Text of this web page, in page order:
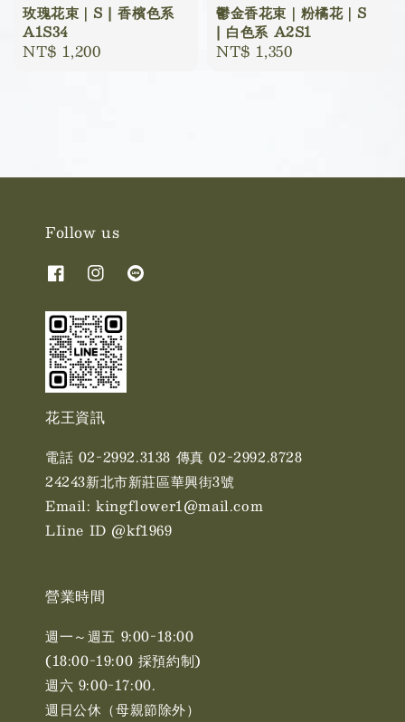
玫瑰花束｜S | 香檳色系
A1S34
Regular
NT$ 1,200
鬱金香花束｜粉橘花｜S
| 白色系 A2S1
Regular
NT$ 1,350
Follow us
花王資訊
電話 02-2992.3138 傳真 02-2992.8728
24243新北市新莊區華興街3號
Email: kingflower1@mail.com
LIine ID @kf1969
營業時間
週一～週五 9:00-18:00
(18:00-19:00 採預約制)
週六 9:00-17:00. ​​
週日公休（母親節除外）